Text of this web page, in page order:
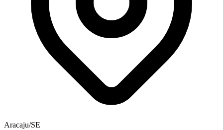
Aracaju/SE